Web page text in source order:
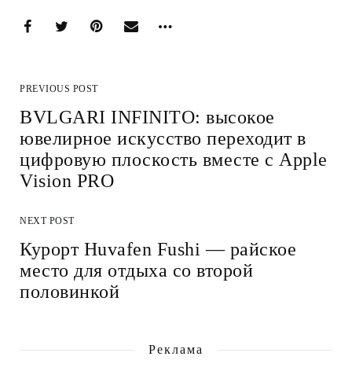
PREVIOUS POST
BVLGARI INFINITO: высокое
ювелирное искусство переходит в
цифровую плоскость вместе с Apple
Vision PRO
NEXT POST
Курорт Huvafen Fushi — райское
место для отдыха со второй
половинкой
Реклама